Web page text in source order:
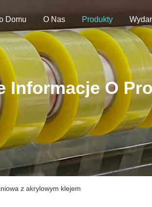
Domu O Nas Produkty
Informacje O
z akrylowym klejem